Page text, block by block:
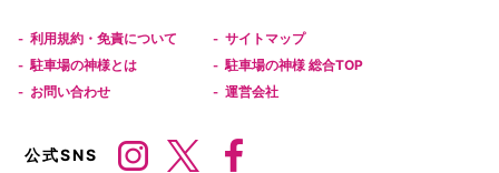
- 利用規約・免責について - サイトマップ
- 駐車場の神様とは - 駐車場の神様 総合TOP
- お問い合わせ - 運営会社
公式SNS